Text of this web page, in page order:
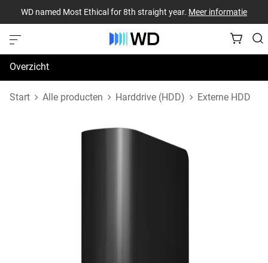
WD named Most Ethical for 8th straight year. Meer informatie
Overzicht
Specificaties
Start Alle producten Harddrive (HDD) Externe HDD